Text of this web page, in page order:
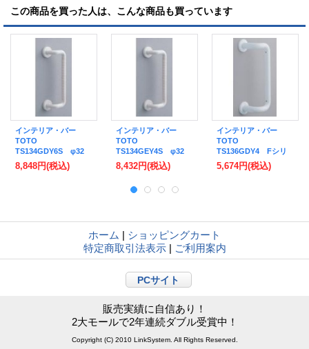
この商品を買った人は、こんな商品も買っています
インテリア・バー
TOTO
TS134GDY6S φ32
オフセットタイプ セ
ーフティータイプ 折
8,848円(税込)
インテリア・バー
TOTO
TS134GEY4S φ32
オフセットタイプ セ
ーフティータイプ 開
8,432円(税込)
インテリア・バー
TOTO
TS136GDY4 Fシリ
ーズ φ32 オフセット
タイプ ソフトメッシ
5,674円(税込)
ホーム | ショッピングカート
特定商取引法表示 | ご利用案内
PCサイト
販売実績に自信あり！
2大モールで2年連続ダブル受賞中！
Copyright (C) 2010 LinkSystem. All Rights Reserved.